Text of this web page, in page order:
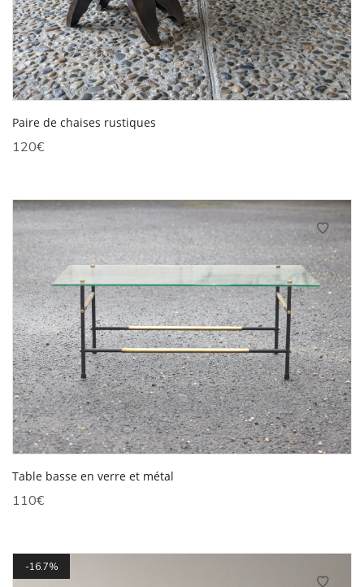
Paire de chaises rustiques
120€
Table basse en verre et métal
110€
16.7%